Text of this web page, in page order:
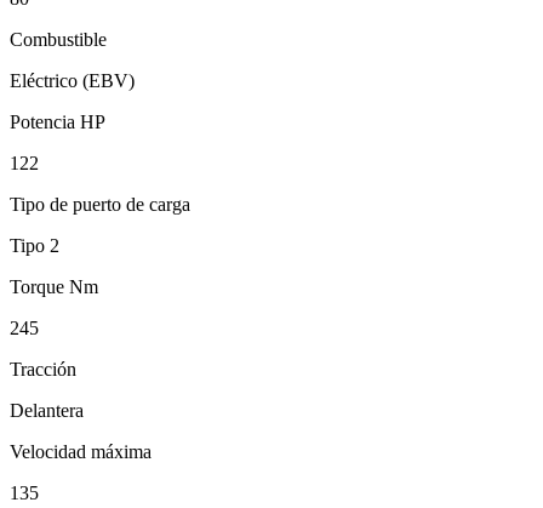
Combustible
Eléctrico (EBV)
Potencia HP
122
Tipo de puerto de carga
Tipo 2
Torque Nm
245
Tracción
Delantera
Velocidad máxima
135